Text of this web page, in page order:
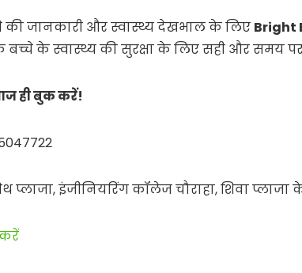
जानकारी और स्वास्थ्य देखभाल के लिए Bright
के स्वास्थ्य की सुरक्षा के लिए सही और समय
ही बुक करें!
प्लाजा, इंजीनियरिंग कॉलेज चौराहा, शिवा